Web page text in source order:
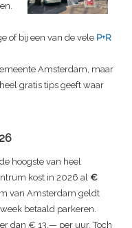
of bij een van de vele P+R
Amsterdam, maar
gratis tips geeft waar
hoogste van heel
kost in 2026 al €
van Amsterdam geldt
betaald parkeren.
dan € 13,— per uur. Toch